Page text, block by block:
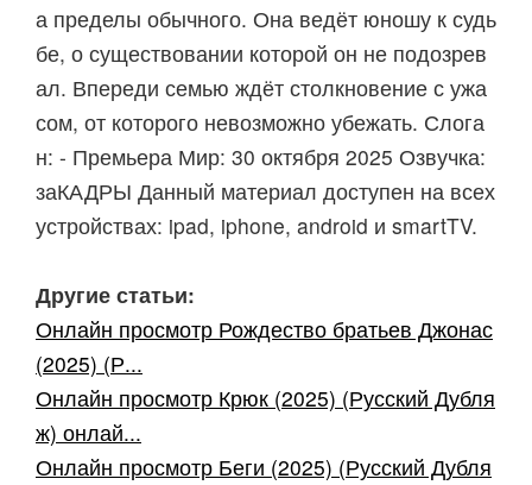
а пределы обычного. Она ведёт юношу к судь
бе, о существовании которой он не подозрев
ал. Впереди семью ждёт столкновение с ужа
сом, от которого невозможно убежать. Слога
н: - Премьера Мир: 30 октября 2025 Озвучка:
заКАДРЫ Данный материал доступен на всех
устройствах: ipad, iphone, android и smartTV.
Другие статьи:
Онлайн просмотр Рождество братьев Джонас
(2025) (Р...
Онлайн просмотр Крюк (2025) (Русский Дубля
ж) онлай...
Онлайн просмотр Беги (2025) (Русский Дубля